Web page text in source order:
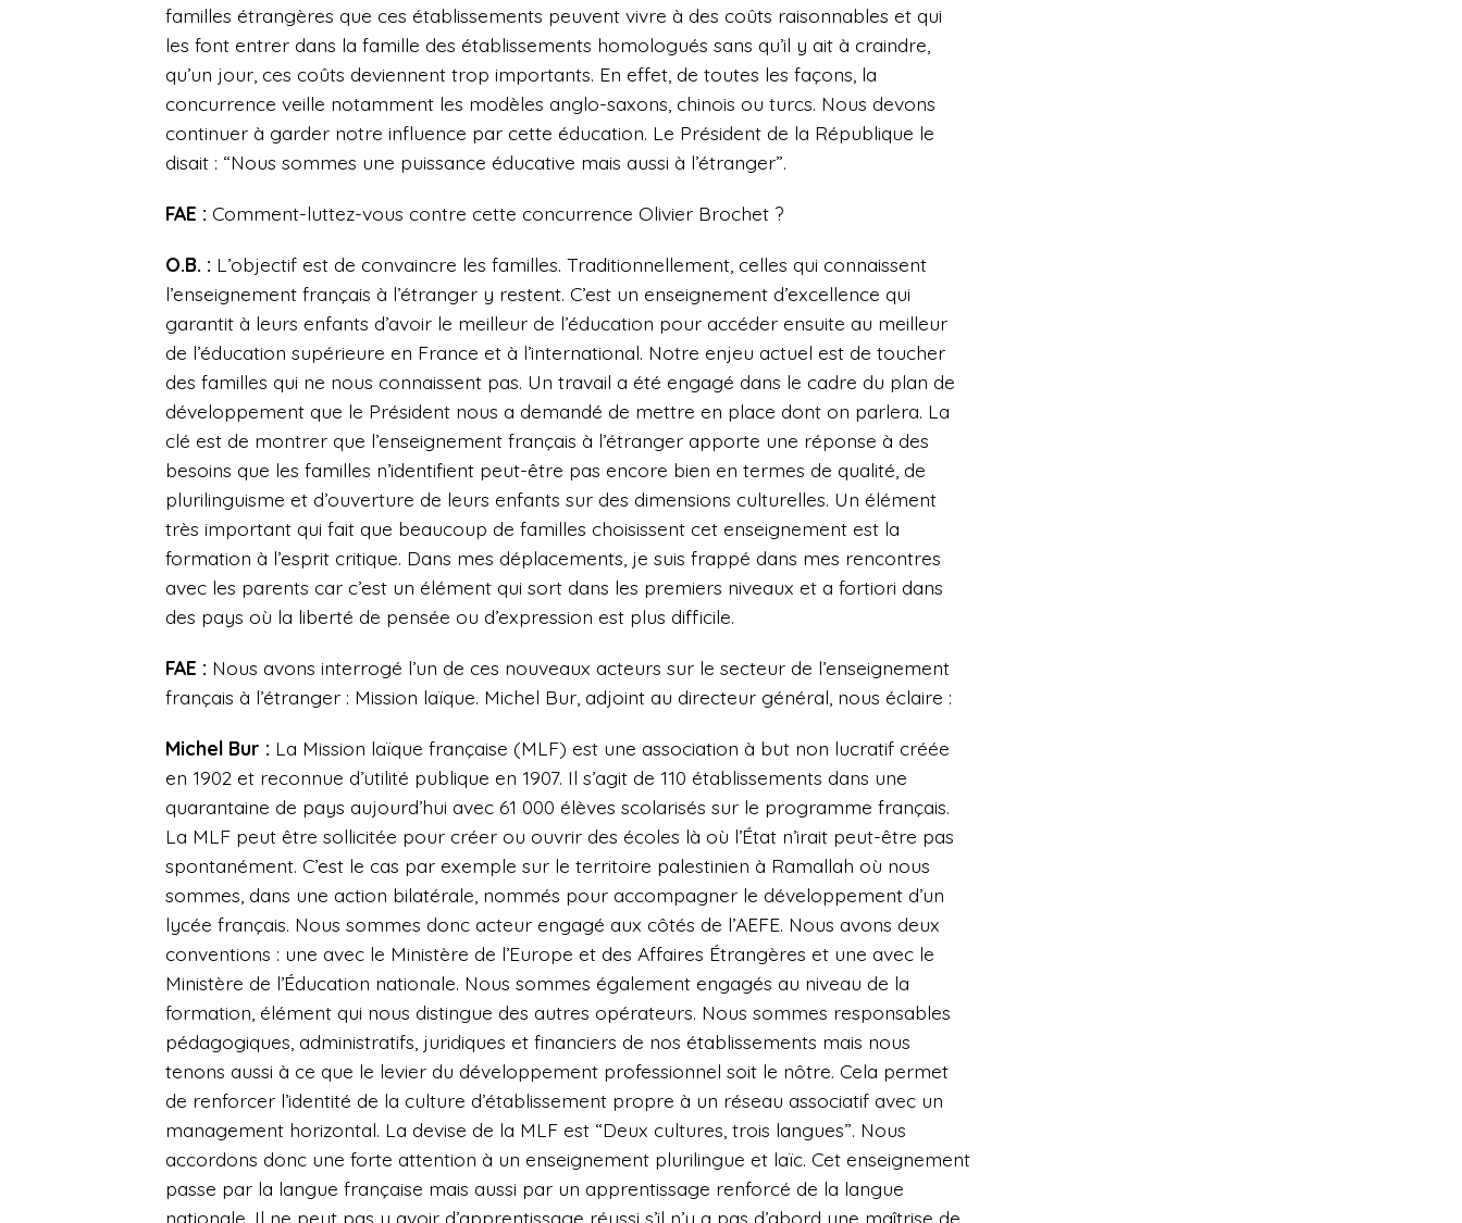
familles étrangères que ces établissements peuvent vivre à des coûts raisonnables et qui
les font entrer dans la famille des établissements homologués sans qu’il y ait à craindre,
qu’un jour, ces coûts deviennent trop importants. En effet, de toutes les façons, la
concurrence veille notamment les modèles anglo-saxons, chinois ou turcs. Nous devons
continuer à garder notre influence par cette éducation. Le Président de la République le
disait : “Nous sommes une puissance éducative mais aussi à l’étranger”.
FAE : Comment-luttez-vous contre cette concurrence Olivier Brochet ?
O.B. : L’objectif est de convaincre les familles. Traditionnellement, celles qui connaissent
l’enseignement français à l’étranger y restent. C’est un enseignement d’excellence qui
garantit à leurs enfants d’avoir le meilleur de l’éducation pour accéder ensuite au meilleur
de l’éducation supérieure en France et à l’international. Notre enjeu actuel est de toucher
des familles qui ne nous connaissent pas. Un travail a été engagé dans le cadre du plan de
développement que le Président nous a demandé de mettre en place dont on parlera. La
clé est de montrer que l’enseignement français à l’étranger apporte une réponse à des
besoins que les familles n’identifient peut-être pas encore bien en termes de qualité, de
plurilinguisme et d’ouverture de leurs enfants sur des dimensions culturelles. Un élément
très important qui fait que beaucoup de familles choisissent cet enseignement est la
formation à l’esprit critique. Dans mes déplacements, je suis frappé dans mes rencontres
avec les parents car c’est un élément qui sort dans les premiers niveaux et a fortiori dans
des pays où la liberté de pensée ou d’expression est plus difficile.
FAE : Nous avons interrogé l’un de ces nouveaux acteurs sur le secteur de l’enseignement
français à l’étranger : Mission laïque. Michel Bur, adjoint au directeur général, nous éclaire :
Michel Bur : La Mission laïque française (MLF) est une association à but non lucratif créée
en 1902 et reconnue d’utilité publique en 1907. Il s’agit de 110 établissements dans une
quarantaine de pays aujourd’hui avec 61 000 élèves scolarisés sur le programme français.
La MLF peut être sollicitée pour créer ou ouvrir des écoles là où l’État n’irait peut-être pas
spontanément. C’est le cas par exemple sur le territoire palestinien à Ramallah où nous
sommes, dans une action bilatérale, nommés pour accompagner le développement d’un
lycée français. Nous sommes donc acteur engagé aux côtés de l’AEFE. Nous avons deux
conventions : une avec le Ministère de l’Europe et des Affaires Étrangères et une avec le
Ministère de l’Éducation nationale. Nous sommes également engagés au niveau de la
formation, élément qui nous distingue des autres opérateurs. Nous sommes responsables
pédagogiques, administratifs, juridiques et financiers de nos établissements mais nous
tenons aussi à ce que le levier du développement professionnel soit le nôtre. Cela permet
de renforcer l’identité de la culture d’établissement propre à un réseau associatif avec un
management horizontal. La devise de la MLF est “Deux cultures, trois langues”. Nous
accordons donc une forte attention à un enseignement plurilingue et laïc. Cet enseignement
passe par la langue française mais aussi par un apprentissage renforcé de la langue
nationale. Il ne peut pas y avoir d’apprentissage réussi s’il n’y a pas d’abord une maîtrise de